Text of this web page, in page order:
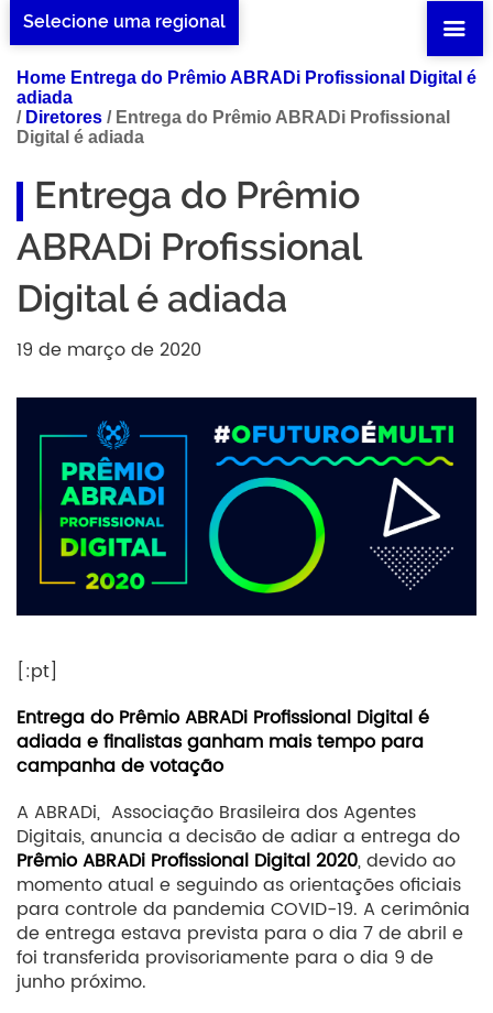
Selecione uma regional
Home Entrega do Prêmio ABRADi Profissional Digital é
adiada
/ Diretores / Entrega do Prêmio ABRADi Profissional
Digital é adiada
Entrega do Prêmio
ABRADi Profissional
Digital é adiada
19 de março de 2020
[:pt]
Entrega do Prêmio ABRADi Profissional Digital é
adiada e finalistas ganham mais tempo para
campanha de votação
A ABRADi, Associação Brasileira dos Agentes
Digitais, anuncia a decisão de adiar a entrega do
Prêmio ABRADi Profissional Digital 2020, devido ao
momento atual e seguindo as orientações oficiais
para controle da pandemia COVID-19. A cerimônia
de entrega estava prevista para o dia 7 de abril e
foi transferida provisoriamente para o dia 9 de
junho próximo.